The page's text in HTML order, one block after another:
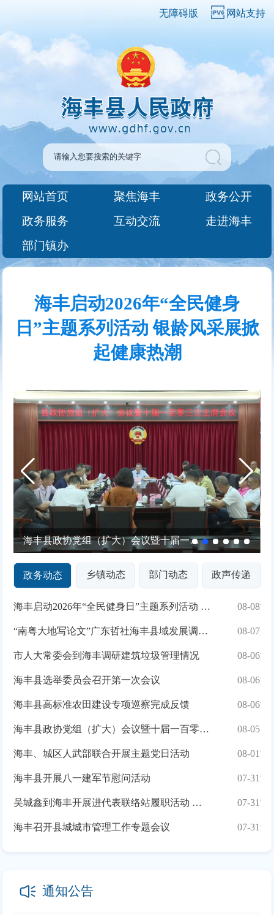
无障碍版 网站支持
网站首页 聚焦海丰
政务公开
政务服务
互动交流
走进海丰
部门镇办
海丰启动2026年“全民健身
日”主题系列活动 银龄风采展掀
起健康热潮
海丰县政协党组（扩大）会议暨十届一百零三次主席会议召开
政务动态 乡镇动态 部门动态 政声传递
海丰启动2026年“全民健身日”主题系列活动 银龄风采展掀起健康... 08-08
“南粤大地写论文”广东哲社海丰县域发展调查团后期研讨会举行 08-07
市人大常委会到海丰调研建筑垃圾管理情况 08-06
海丰县选举委员会召开第一次会议 08-06
海丰县高标准农田建设专项巡察完成反馈 08-06
海丰县政协党组（扩大）会议暨十届一百零三次主席会议召开 08-05
海丰、城区人武部联合开展主题党日活动 08-01
海丰县开展八一建军节慰问活动 07-31
吴城鑫到海丰开展进代表联络站履职活动 助力优化营商环境 07-31
海丰召开县城城市管理工作专题会议 07-31
海
通知公告